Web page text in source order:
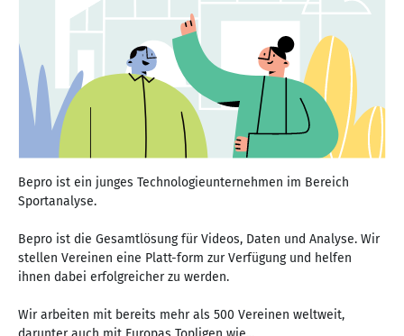
Bepro ist ein junges Technologieunternehmen im Bereich
Sportanalyse.
Bepro ist die Gesamtlösung für Videos, Daten und Analyse. Wir
stellen Vereinen eine Platt-form zur Verfügung und helfen
ihnen dabei erfolgreicher zu werden.
Wir arbeiten mit bereits mehr als 500 Vereinen weltweit,